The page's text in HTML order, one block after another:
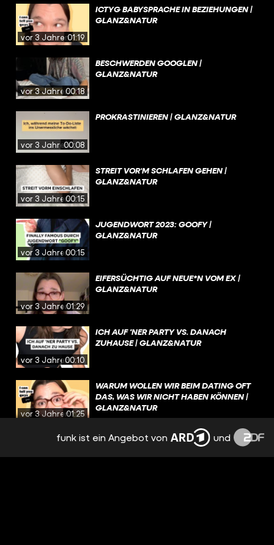
vor 3 Jahren01:19
ICTYG BABYSPRACHE IN BEZIEHUNGEN |
GLANZ&NATUR
vor 3 Jahren00:18
BESCHWERDEN GOOGLEN |
GLANZ&NATUR
vor 3 Jahren00:08
PROKRASTINIEREN | GLANZ&NATUR
vor 3 Jahren00:15
STREIT VOR‘M SCHLAFEN GEHEN |
GLANZ&NATUR
vor 3 Jahren00:15
JUGENDWORT 2023: GOOFY |
GLANZ&NATUR
vor 3 Jahren01:29
EIFERSÜCHTIG AUF NEUE*N VOM EX |
GLANZ&NATUR
vor 3 Jahren00:10
ICH AUF 'NER PARTY VS. DANACH
ZUHAUSE | GLANZ&NATUR
vor 3 Jahren01:25
WARUM WOLLEN WIR BEIM DATING OFT
DAS, WAS WIR NICHT HABEN KÖNNEN |
GLANZ&NATUR
NERVIGE EIGENSCHAFTEN |
funk ist ein Angebot von und